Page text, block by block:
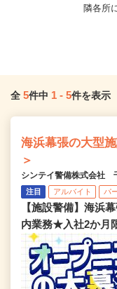
隣各所
全 5件中 1 - 5件を表示
海浜幕張の大型
＞
シンテイ警備株式会社
注目 アルバイト パ
【施設警備】海浜
内業務★入社2か月